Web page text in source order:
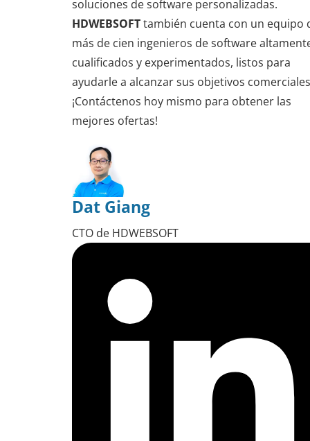
soluciones de software personalizadas.
HDWEBSOFTtambién cuenta con un equipo
más de cien ingenieros de software
cualificados y experimentados, listos para
ayudarle a alcanzar sus objetivos
¡Contáctenos hoy mismo para obtener las
mejores ofertas!
Dat Giang
CTO de HDWEBSOFT